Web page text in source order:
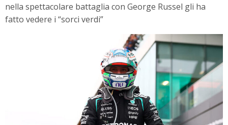
nella spettacolare battaglia con George Russel gli ha
fatto vedere i “sorci verdi”